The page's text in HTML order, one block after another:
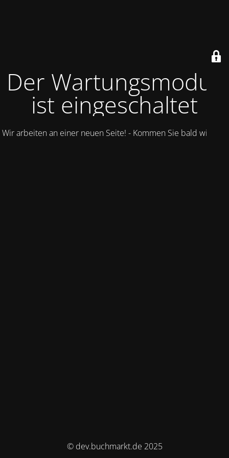
Der Wartungsmodus
ist eingeschaltet
Wir arbeiten an einer neuen Seite! - Kommen Sie bald wieder.
© dev.buchmarkt.de 2025